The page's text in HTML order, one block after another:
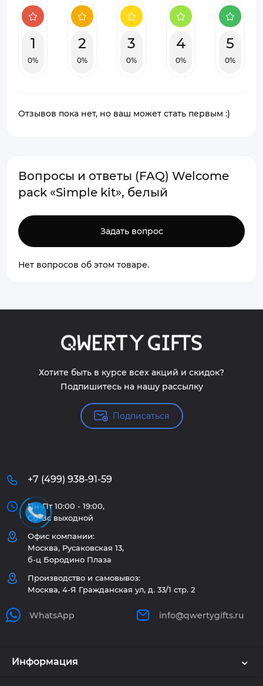
1
0%
2
0%
3
0%
4
0%
5
0%
Отзывов пока нет, но ваш может стать первым :)
Вопросы и ответы (FAQ) Welcome
pack «Simple kit», белый
Задать вопрос
Нет вопросов об этом товаре.
Хотите быть в курсе всех акций и скидок?
Подпишитесь на нашу рассылку
Подписаться
+7 (499) 938-91-59
Пн-Пт 10:00 - 19:00,
Сб-Вс выходной
Офис компании:
Москва, Русаковская 13,
б-ц Бородино Плаза
Производство и самовывоз:
Москва, 4-Я Гражданская ул, д. 33/1 стр. 2
WhatsApp info@qwertygifts.ru
Информация